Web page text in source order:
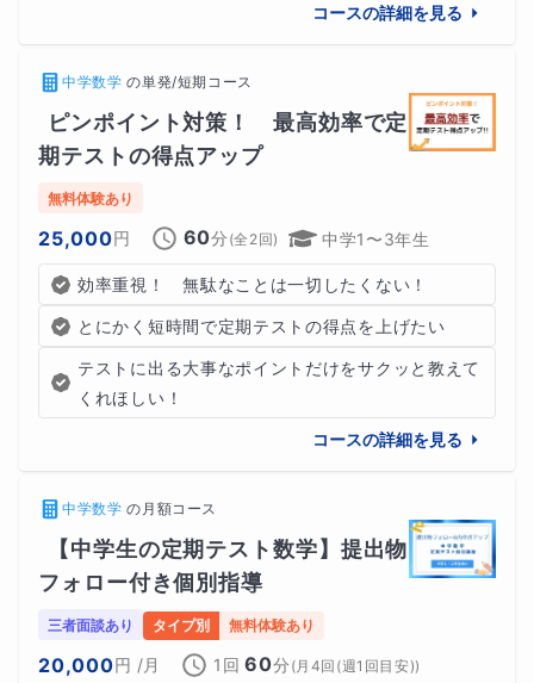
ャットにてご相談ください。
⭐️授業の流れ⭐️
コースの詳細を見る
中学数学 の単発/短期コース
ピンポイント対策！　最高効率で定
期テストの得点アップ
無料体験あり
25,000円 60分 (全 2回) 中学1〜3年生
効率重視！　無駄なことは一切したくない！
とにかく短時間で定期テストの得点を上げたい
テストに出る大事なポイントだけをサクッと教えて
くれほしい！
コースの詳細を見る
中学数学 の 月額コース
【中学生の定期テスト数学】提出物
フォロー付き個別指導
三者面談あり タイプ別 無料体験あり
20,000円 /月 1回 60分 (月4回(週1回目安))